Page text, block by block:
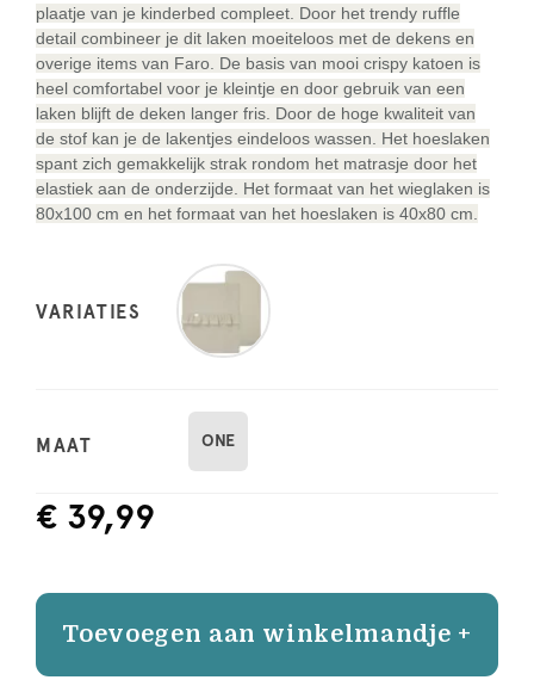
plaatje van je kinderbed compleet. Door het trendy ruffle
detail combineer je dit laken moeiteloos met de dekens en
overige items van Faro. De basis van mooi crispy katoen is
heel comfortabel voor je kleintje en door gebruik van een
laken blijft de deken langer fris. Door de hoge kwaliteit van
de stof kan je de lakentjes eindeloos wassen. Het hoeslaken
spant zich gemakkelijk strak rondom het matrasje door het
elastiek aan de onderzijde. Het formaat van het wieglaken is
80x100 cm en het formaat van het hoeslaken is 40x80 cm.
VARIATIES
MAAT ONE
€ 39,99
Toevoegen aan winkelmandje +